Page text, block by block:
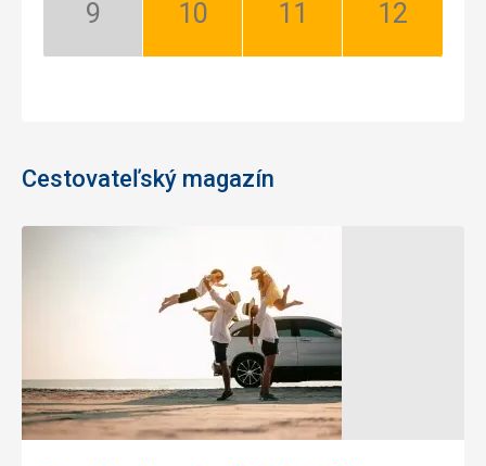
September:
Október:
November:
December:
Cestovateľský magazín